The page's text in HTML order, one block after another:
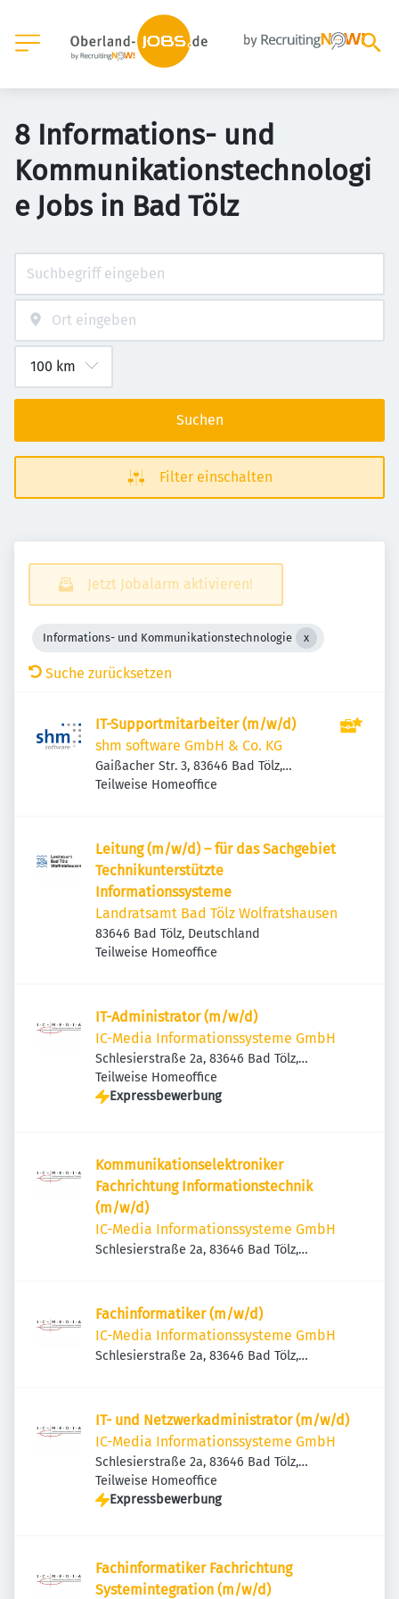
8 Informations- und
Kommunikationstechnologi
e Jobs in Bad Tölz
Suchen
Filter einschalten
Jetzt Jobalarm aktivieren!
Informations- und Kommunikationstechnologie
Suche zurücksetzen
IT-Supportmitarbeiter (m/w/d)
shm software GmbH & Co. KG
Gaißacher Str. 3, 83646 Bad Tölz,
Deutschland
Teilweise Homeoffice
Leitung (m/w/d) – für das Sachgebiet
Technikunterstützte
Informationssysteme
Landratsamt Bad Tölz Wolfratshausen
83646 Bad Tölz, Deutschland
Teilweise Homeoffice
IT-Administrator (m/w/d)
IC-Media Informationssysteme GmbH
Schlesierstraße 2a, 83646 Bad Tölz,
Deutschland
Teilweise Homeoffice
Expressbewerbung
Kommunikationselektroniker
Fachrichtung Informationstechnik
(m/w/d)
IC-Media Informationssysteme GmbH
Schlesierstraße 2a, 83646 Bad Tölz,
Fachinformatiker (m/w/d)
IC-Media Informationssysteme GmbH
Schlesierstraße 2a, 83646 Bad Tölz,
IT- und Netzwerkadministrator (m/w/d)
IC-Media Informationssysteme GmbH
Schlesierstraße 2a, 83646 Bad Tölz,
Deutschland
Teilweise Homeoffice
Expressbewerbung
Fachinformatiker Fachrichtung
Systemintegration (m/w/d)